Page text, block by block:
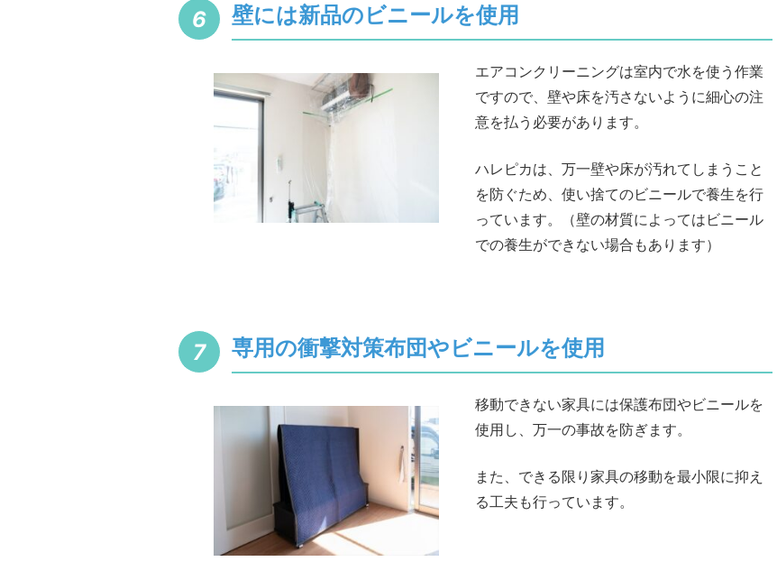
壁には新品のビニールを使用
エアコンクリーニングは室内で水を使う作業
ですので、壁や床を汚さないように細心の注
意を払う必要があります。
ハレピカは、万一壁や床が汚れてしまうこと
を防ぐため、使い捨てのビニールで養生を行
っています。（壁の材質によってはビニール
での養生ができない場合もあります）
専用の衝撃対策布団やビニールを使用
移動できない家具には保護布団やビニールを
使用し、万一の事故を防ぎます。
また、できる限り家具の移動を最小限に抑え
る工夫も行っています。